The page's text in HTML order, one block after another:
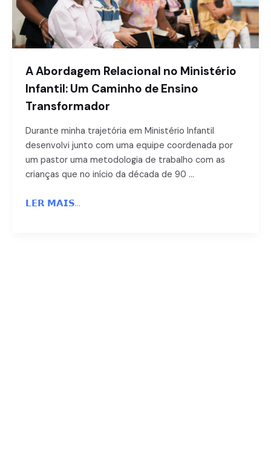
A Abordagem Relacional no Ministério
Infantil: Um Caminho de Ensino
Transformador
Durante minha trajetória em Ministério Infantil
desenvolvi junto com uma equipe coordenada por
um pastor uma metodologia de trabalho com as
crianças que no início da década de 90 …
𝗟𝗘𝗥 𝗠𝗔𝗜𝗦...